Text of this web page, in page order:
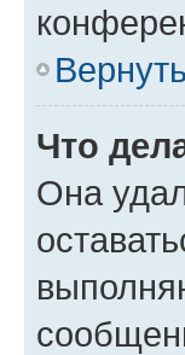
Что
Она